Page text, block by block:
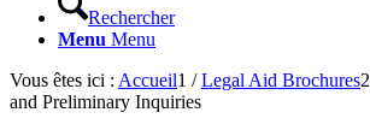
Rechercher
Menu Menu
Vous êtes ici : Accueil1 / Legal Aid Brochures2
and Preliminary Inquiries